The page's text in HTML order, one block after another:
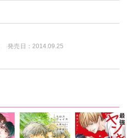
発売日： 2014.09.25